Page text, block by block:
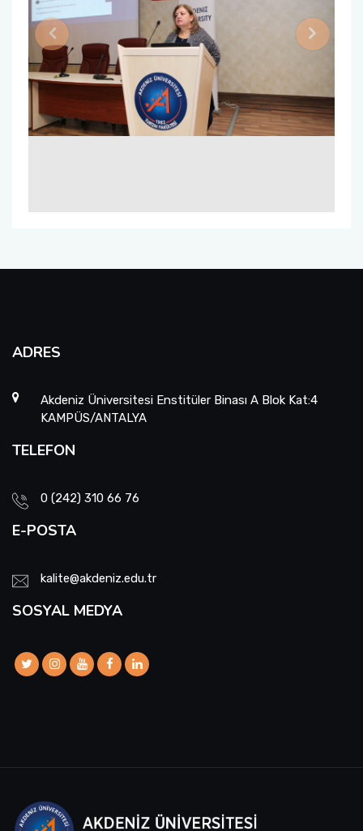
Previous Next
ADRES
Akdeniz Üniversitesi Enstitüler Binası A Blok Kat:4
KAMPÜS/ANTALYA
TELEFON
0 (242) 310 66 76
E-POSTA
kalite@akdeniz.edu.tr
SOSYAL MEDYA